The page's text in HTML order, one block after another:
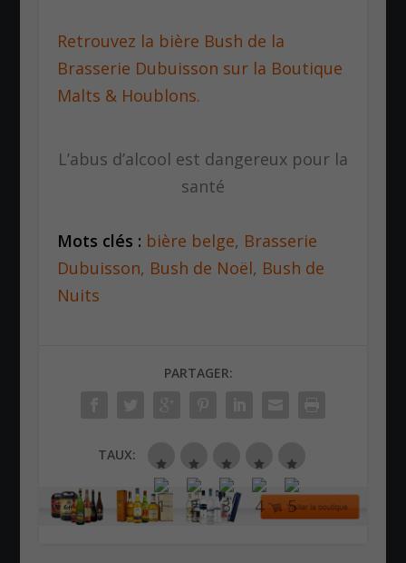
Retrouvez la bière Bush de la
Brasserie Dubuisson sur la Boutique
Malts & Houblons.
L’abus d’alcool est dangereux pour la
santé
Mots clés : bière belge, Brasserie
Dubuisson, Bush de Noël, Bush de
Nuits
PARTAGER:
TAUX: